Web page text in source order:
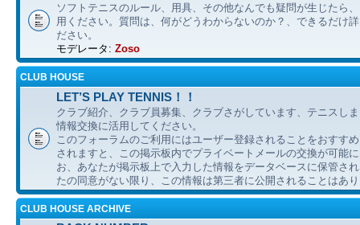
ソフトテニスのルール、用具、その他なんでも疑問が生じたら
用ください。質問は、何がどうわからないのか？、できるだけ
ださい。
モデレータ: Zoso
CLUB HOUSE
LET’S PLAY TENNIS！！
クラブ紹介、クラブ員募集、クラブさがしています、テニスし
情報交換に活用してください。
このフォーラムのご利用にはユーザー登録されることをおすす
されますと、この掲示板内でプライベートメールの交換が可能
お、あなたが掲示板上で入力した情報をデータベースに保管さ
たの同意がない限り、この情報は第三者に公開されることはあ
CLUB HOUSE ARCHIVE